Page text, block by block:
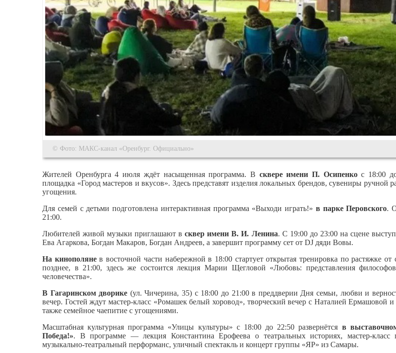
© Фото: МАКС-канал «Оренбург. Официально»
Жителей Оренбурга 4 июля ждёт насыщенная программа. В сквере имени П. Осипенкос 18:00 до
площадка «Город мастеров и вкусов». Здесь представят изделия локальных брендов, сувениры ручной
угощения.
Для семей с детьми подготовлена интерактивная программа «Выходи играть!» в парке Перовского.
21:00.
Любителей живой музыки приглашают всквер имени В. И. Ленина. С 19:00 до 23:00 на сцене
Ева Агаркова, Богдан Макаров, Богдан Андреев, а завершит программу сет от DJ дяди Вовы.
На кинополянев восточной части набережной в 18:00 стартует открытая тренировка по растяжке от
позднее, в 21:00, здесь же состоится лекция Марии Щегловой «Любовь: представления
человечества».
В Гагаринском дворике (ул. Чичерина, 35) с 18:00 до 21:00 в преддверии Дня семьи, любви и
вечер. Гостей ждут мастер-класс «Ромашек белый хоровод», творческий вечер с Наталией Ермашовой
также семейное чаепитие с угощениями.
Масштабная культурная программа «Улицы культуры» с 18:00 до 22:50 развернётся в
Победа!». В программе — лекция Константина Ерофеева о театральных историях, мастер-класс
музыкально-театральный перформанс, уличный спектакль и концерт группы «ЯР» из Самары.